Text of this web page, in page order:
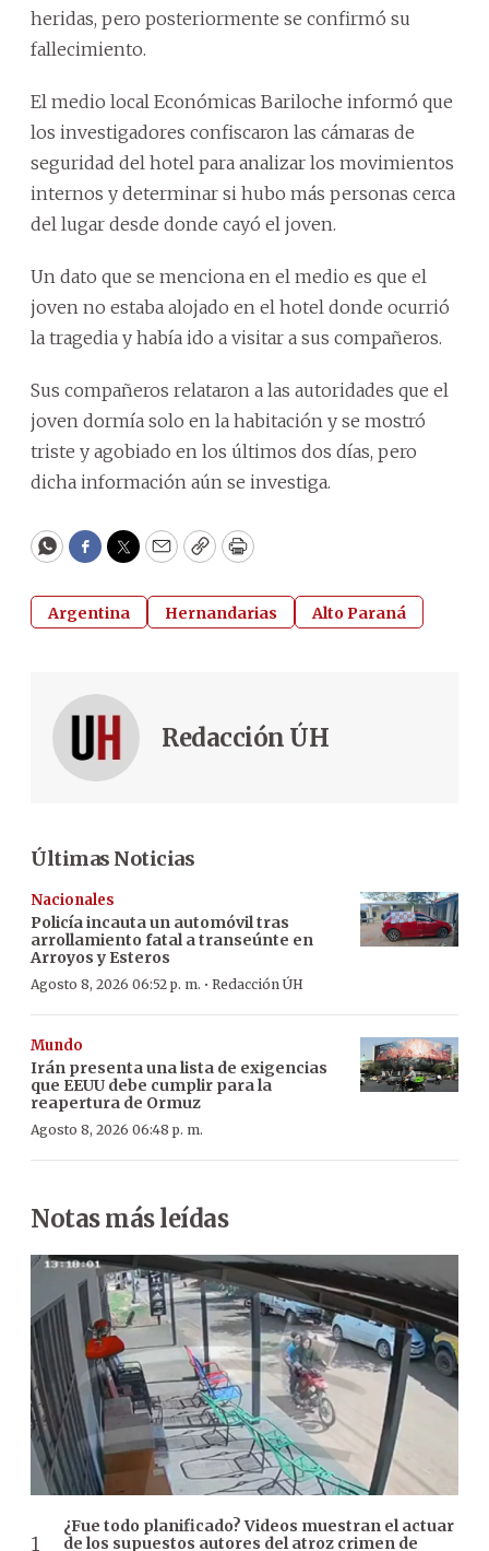
heridas, pero posteriormente se confirmó su
fallecimiento.
El medio local Económicas Bariloche informó que
los investigadores confiscaron las cámaras de
seguridad del hotel para analizar los movimientos
internos y determinar si hubo más personas cerca
del lugar desde donde cayó el joven.
Un dato que se menciona en el medio es que el
joven no estaba alojado en el hotel donde ocurrió
la tragedia y había ido a visitar a sus compañeros.
Sus compañeros relataron a las autoridades que el
joven dormía solo en la habitación y se mostró
triste y agobiado en los últimos dos días, pero
dicha información aún se investiga.
WhatsApp
Facebook
Twitter
EmailCopyPrint
Argentina Hernandarias Alto Paraná
Redacción ÚH
Últimas Noticias
Nacionales
Policía incauta un automóvil tras
arrollamiento fatal a transeúnte en
Arroyos y Esteros
Agosto 8, 2026 06:52 p. m. · Redacción ÚH
Mundo
Irán presenta una lista de exigencias
que EEUU debe cumplir para la
reapertura de Ormuz
Agosto 8, 2026 06:48 p. m.
Notas más leídas
¿Fue todo planificado? Videos muestran el actuar
de los supuestos autores del atroz crimen de